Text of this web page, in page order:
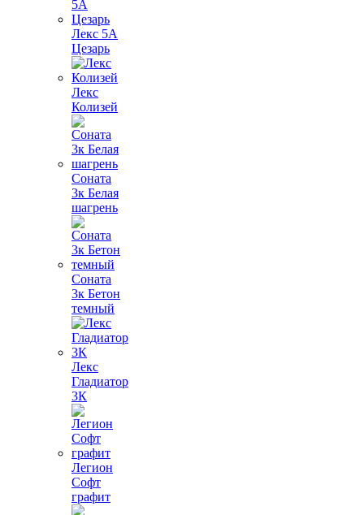
Лекс 5А
Цезарь
Лекс
Колизей
Соната
3к Белая
шагрень
Соната
3к Бетон
темный
Лекс
Гладиатор
3К
Легион
Софт
графит